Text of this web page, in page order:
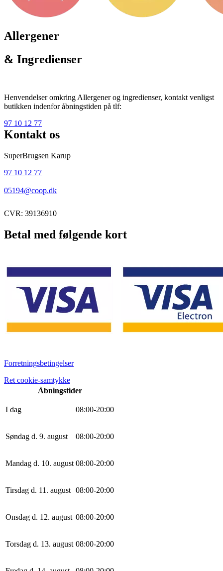
Allergener
& Ingredienser
Henvendelser omkring Allergener og ingredienser, kontakt venligst
butikken indenfor åbningstiden på tlf:
97 10 12 77
Kontakt os
SuperBrugsen Karup
97 10 12 77
05194@coop.dk
CVR: 39136910
Betal med følgende kort
Forretningsbetingelser
Ret cookie-samtykke
Åbningstider
I dag 08:00-20:00
Søndag d. 9. august 08:00-20:00
Mandag d. 10. august 08:00-20:00
Tirsdag d. 11. august 08:00-20:00
Onsdag d. 12. august 08:00-20:00
Torsdag d. 13. august 08:00-20:00